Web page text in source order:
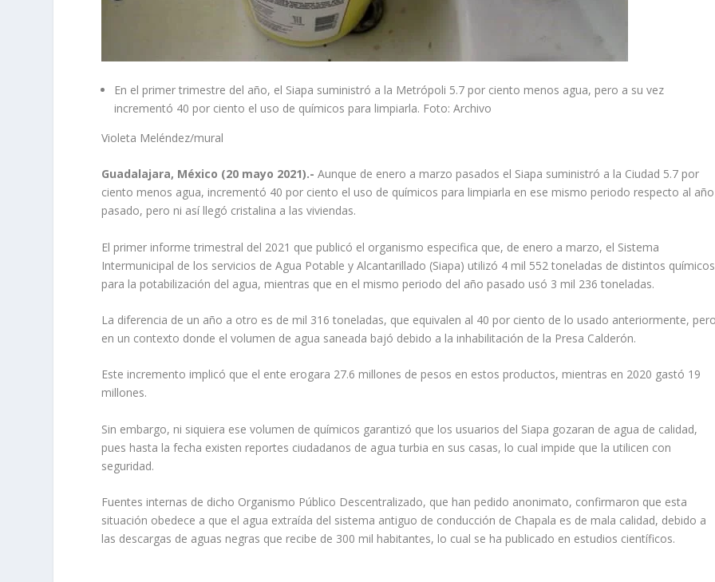
En el primer trimestre del año, el Siapa suministró a la Metrópoli 5.7 por ciento menos agua, pero a su vez
incrementó 40 por ciento el uso de químicos para limpiarla. Foto: Archivo
Violeta Meléndez/mural
Guadalajara, México (20 mayo 2021).-Aunque de enero a marzo pasados el Siapa suministró a la Ciudad 5.7 por
ciento menos agua, incrementó 40 por ciento el uso de químicos para limpiarla en ese mismo periodo respecto al año
pasado, pero ni así llegó cristalina a las viviendas.
El primer informe trimestral del 2021 que publicó el organismo especifica que, de enero a marzo, el Sistema
Intermunicipal de los servicios de Agua Potable y Alcantarillado (Siapa) utilizó 4 mil 552 toneladas de distintos químicos
para la potabilización del agua, mientras que en el mismo periodo del año pasado usó 3 mil 236 toneladas.
La diferencia de un año a otro es de mil 316 toneladas, que equivalen al 40 por ciento de lo usado anteriormente,
en un contexto donde el volumen de agua saneada bajó debido a la inhabilitación de la Presa Calderón.
Este incremento implicó que el ente erogara 27.6 millones de pesos en estos productos, mientras en 2020 gastó 19
millones.
Sin embargo, ni siquiera ese volumen de químicos garantizó que los usuarios del Siapa gozaran de agua de calidad,
pues hasta la fecha existen reportes ciudadanos de agua turbia en sus casas, lo cual impide que la utilicen con
seguridad.
Fuentes internas de dicho Organismo Público Descentralizado, que han pedido anonimato, confirmaron que esta
situación obedece a que el agua extraída del sistema antiguo de conducción de Chapala es de mala calidad, debido a
las descargas de aguas negras que recibe de 300 mil habitantes, lo cual se ha publicado en estudios científicos.